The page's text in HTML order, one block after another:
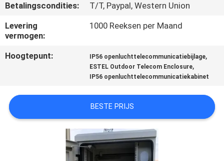
VERZOEK
OM EEN
CITAAT
SITEMAP
Betalingscondities:
T/T, Paypal, Western Union
Levering
vermogen:
1000 Reeksen per Maand
Hoogtepunt: IP56 openluchttelecommunicatiebijlage,
ESTEL Outdoor Telecom Enclosure,
IP56 openluchttelecommunicatiekabinet
BESTE PRIJS